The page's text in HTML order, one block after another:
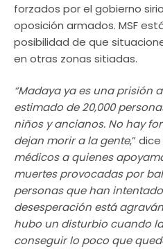
forzados por el gobierno
oposición armados. MSF
posibilidad de que
en otras zonas sitiadas.
“Madaya ya es una prisión
estimado de 20,000
niños y ancianos. No hay
dejan morir a la gente,”
médicos a quienes
muertes provocadas por
personas que han
desesperación está
hubo un disturbio cuando
conseguir lo poco que